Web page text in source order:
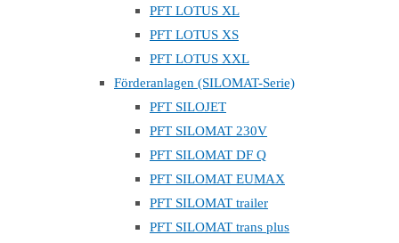
PFT LOTUS XL
PFT LOTUS XS
PFT LOTUS XXL
Förderanlagen (SILOMAT-Serie)
PFT SILOJET
PFT SILOMAT 230V
PFT SILOMAT DF Q
PFT SILOMAT EUMAX
PFT SILOMAT trailer
PFT SILOMAT trans plus